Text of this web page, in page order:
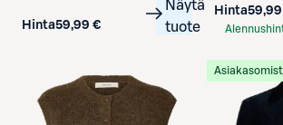
Hinta59,99 €
Näytä
tuote
Hinta